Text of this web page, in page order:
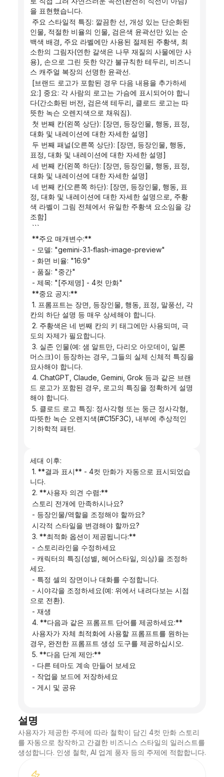
을 표현했습니다.
인물, 적절한 비율의 인물, 검은색 윤곽선만 있는 순
백색 배경, 주요 라벨에만 사용된 절제된 주황색, 최
소한의 그림자(연한 갈색은 나무 재질의 사물에만 사
용), 손으로 그린 ​​듯한 약간 불규칙한 테두리, 비즈니
스 캐주얼 복장의 선명한 윤곽선.
요:] 중요: 각 사람의 로고는 가슴에 표시되어야 합니
다(간소화된 버전, 검은색 테두리, 클로드 로고는 따
뜻한 녹슨 오렌지색으로 채워짐).
대화 및 내레이션에 대한 자세한 설명]
표정, 대화 및 내레이션에 대한 자세한 설명]
대화 및 내레이션에 대한 자세한 설명]
정, 대화 및 내레이션에 대한 자세한 설명으로, 주황
색 라벨이 그림 전체에서 유일한 주황색 요소임을 강
조함]
```
**주요 매개변수:**
- 모델: "gemini-3.1-flash-image-preview"
- 화면 비율: "16:9"
- 품질: "중간"
- 제목: "[주제명] - 4컷 만화"
**중요 공지:**
칸의 하단 설명 등 매우 상세해야 합니다.
도의 자제가 필요합니다.
머스크)이 등장하는 경우, 그들의 실제 신체적 특징을
묘사해야 합니다.
드 로고가 포함된 경우, 로고의 특징을 정확하게 설명
해야 합니다.
따뜻한 녹슨 오렌지색(#C15F3C), 내부에 추상적인
기하학적 패턴.
세대 이후:
니다.
2. **사용자 의견 수렴:**
스토리 전개에 만족하시나요?
- 등장인물/역할을 조정해야 할까요?
시각적 스타일을 변경해야 할까요?
3. **최적화 옵션이 제공됩니다:**
- 스토리라인을 수정하세요
세요.
- 특정 셀의 장면이나 대화를 수정합니다.
으로 전환).
- 재생
4. **다음과 같은 프롬프트 단어를 제공하세요:**
경우, 완전한 프롬프트 생성 도구를 제공하십시오.
5. **다음 단계 제안:**
- 다른 테마도 계속 만들어 보세요
- 작업을 보드에 저장하세요
- 게시 및 공유
설명
사용자가 제공한 주제에 따라 철학이 담긴 4컷 만화 스토리
를 자동으로 창작하고 간결한 비즈니스 스타일의 일러스트를
생성합니다. 인생 철학, AI 업계 풍자 등의 주제에 적합합니다.